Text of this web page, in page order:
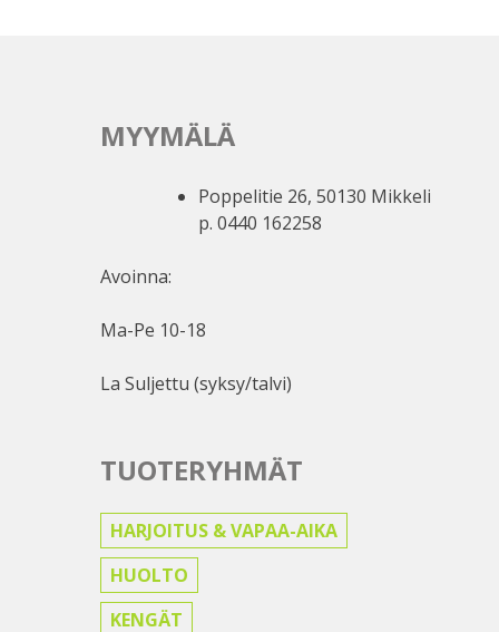
MYYMÄLÄ
Poppelitie 26, 50130 Mikkeli
p. 0440 162258
Avoinna:
Ma-Pe 10-18
La Suljettu (syksy/talvi)
TUOTERYHMÄT
HARJOITUS & VAPAA-AIKA
HUOLTO
KENGÄT